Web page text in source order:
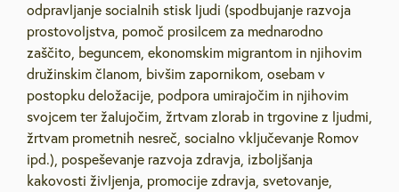
odpravljanje socialnih stisk ljudi (spodbujanje razvoja
prostovoljstva, pomoč prosilcem za mednarodno
zaščito, beguncem, ekonomskim migrantom in njihovim
družinskim članom, bivšim zapornikom, osebam v
postopku deložacije, podpora umirajočim in njihovim
svojcem ter žalujočim, žrtvam zlorab in trgovine z ljudmi,
žrtvam prometnih nesreč, socialno vključevanje Romov
ipd.), pospeševanje razvoja zdravja, izboljšanja
kakovosti življenja, promocije zdravja, svetovanje,